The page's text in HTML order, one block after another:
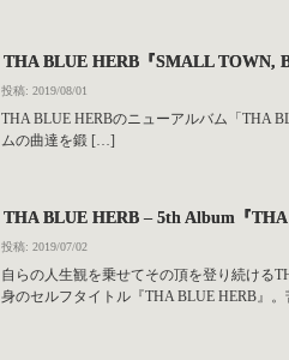
THA BLUE HERB『SMALL TOWN,
投稿: 2019/08/01
THA BLUE HERBのニューアルバム「THA
ムの曲達を鍛 […]
THA BLUE HERB – 5th Album『
投稿: 2019/07/02
自らの人生観を乗せてその頂を登り続ける
身のセルフタイトル『THA BLUE HERB』